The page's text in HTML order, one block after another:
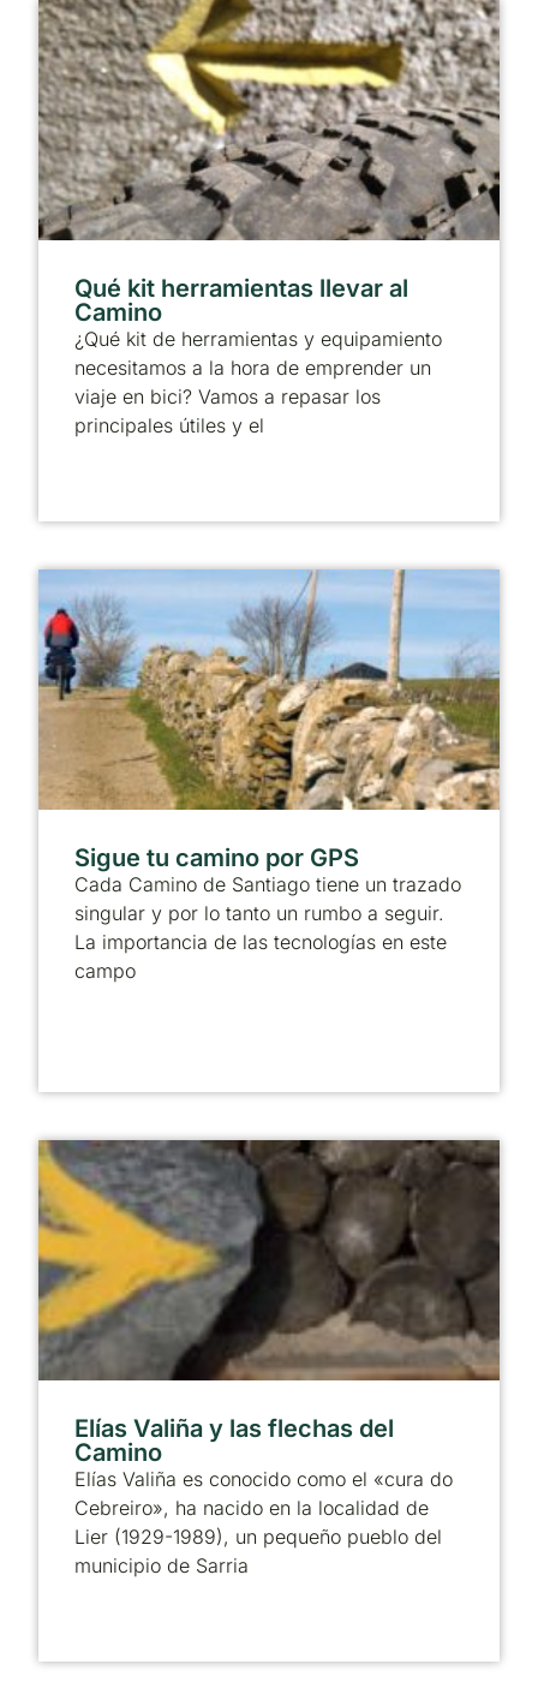
Qué kit herramientas llevar al
Camino
¿Qué kit de herramientas y equipamiento
necesitamos a la hora de emprender un
viaje en bici? Vamos a repasar los
principales útiles y el
Sigue tu camino por GPS
Cada Camino de Santiago tiene un trazado
singular y por lo tanto un rumbo a seguir.
La importancia de las tecnologías en este
campo
Elías Valiña y las flechas del
Camino
Elías Valiña es conocido como el «cura do
Cebreiro», ha nacido en la localidad de
Lier (1929-1989), un pequeño pueblo del
municipio de Sarria